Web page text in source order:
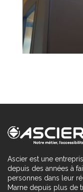
Ascier est une
depuis des années à
personnes dans leur
Marne depuis plus de